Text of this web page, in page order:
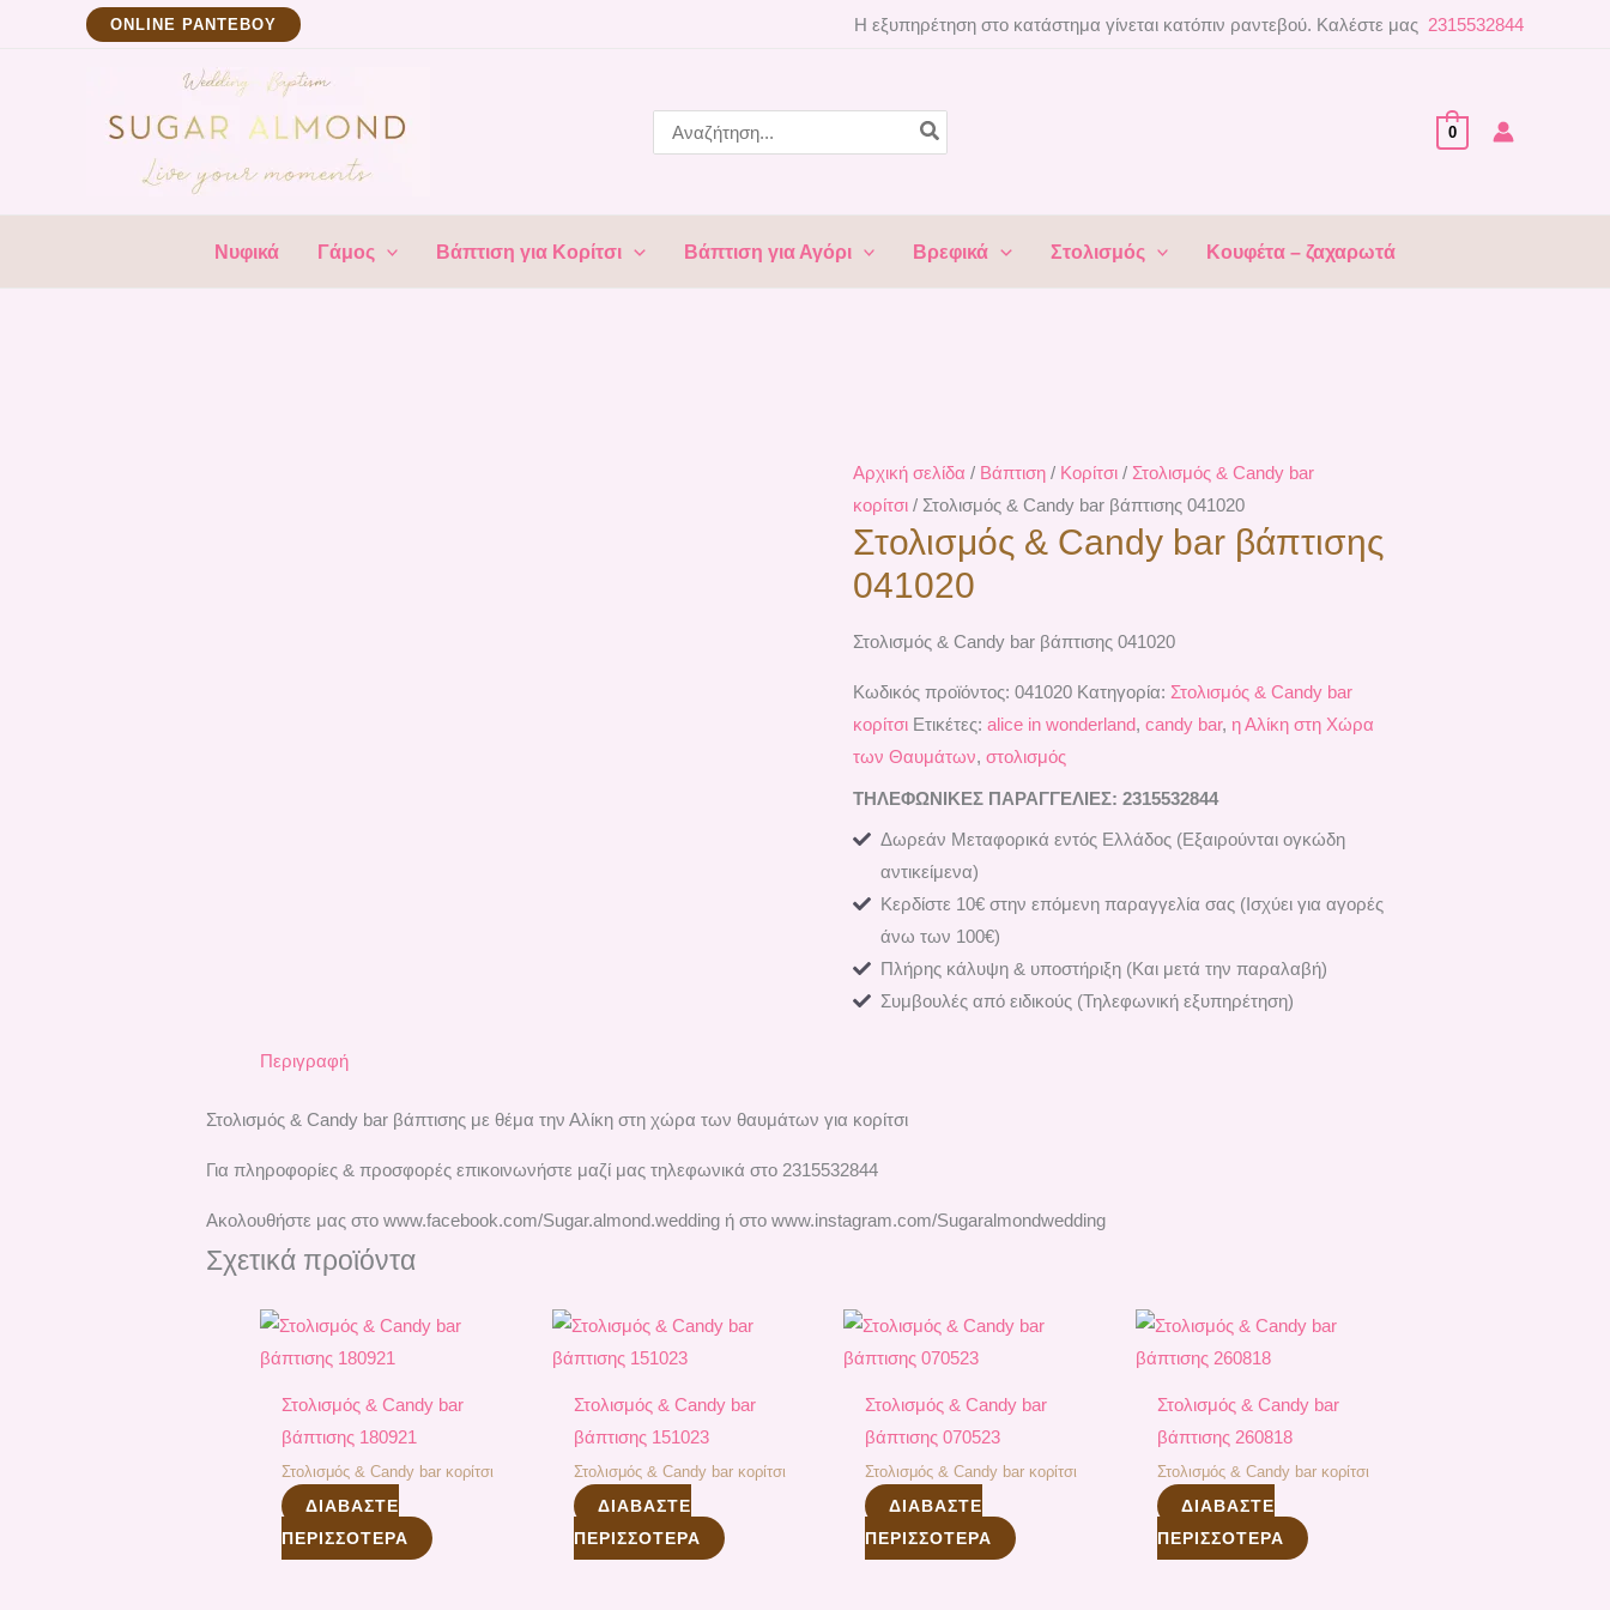
ΟNLINE ΡΑΝΤΕΒΟΥ Η εξυπηρέτηση στο κατάστημα γίνεται κατόπιν ραντεβού. Καλέστε μας 2315532844
for:
0
Νυφικά Γάμος Βάπτιση για Κορίτσι Βάπτιση για Αγόρι Βρεφικά Στολισμός Κουφέτα – ζαχαρωτά
Αρχική σελίδα / Βάπτιση / Κορίτσι / Στολισμός & Candy bar
κορίτσι / Στολισμός & Candy bar βάπτισης 041020
Στολισμός & Candy bar βάπτισης
041020
Στολισμός & Candy bar βάπτισης 041020
Κωδικός προϊόντος: 041020 Κατηγορία: Στολισμός & Candy bar
κορίτσι Ετικέτες: alice in wonderland, candy bar, η Αλίκη στη Χώρα
των Θαυμάτων, στολισμός
ΤΗΛΕΦΩΝΙΚΕΣ ΠΑΡΑΓΓΕΛΙΕΣ: 2315532844
Δωρεάν Μεταφορικά εντός Ελλάδος (Εξαιρούνται ογκώδη
αντικείμενα)
Κερδίστε 10€ στην επόμενη παραγγελία σας (Ισχύει για αγορές
άνω των 100€)
Πλήρης κάλυψη & υποστήριξη (Και μετά την παραλαβή)
Συμβουλές από ειδικούς (Τηλεφωνική εξυπηρέτηση)
Περιγραφή
Στολισμός & Candy bar βάπτισης με θέμα την Αλίκη στη χώρα των θαυμάτων για κορίτσι
Για πληροφορίες & προσφορές επικοινωνήστε μαζί μας τηλεφωνικά στο 2315532844
Ακολουθήστε μας στο www.facebook.com/Sugar.almond.wedding ή στο www.instagram.com/Sugaralmondwedding
Σχετικά προϊόντα
Στολισμός & Candy bar
βάπτισης 180921
Στολισμός & Candy bar κορίτσι
ΔΙΑΒΆΣΤΕ
ΠΕΡΙΣΣΌΤΕΡΑ
Στολισμός & Candy bar
βάπτισης 151023
Στολισμός & Candy bar κορίτσι
ΔΙΑΒΆΣΤΕ
ΠΕΡΙΣΣΌΤΕΡΑ
Στολισμός & Candy bar
βάπτισης 070523
Στολισμός & Candy bar κορίτσι
ΔΙΑΒΆΣΤΕ
ΠΕΡΙΣΣΌΤΕΡΑ
Στολισμός & Candy bar
βάπτισης 260818
Στολισμός & Candy bar κορίτσι
ΔΙΑΒΆΣΤΕ
ΠΕΡΙΣΣΌΤΕΡΑ